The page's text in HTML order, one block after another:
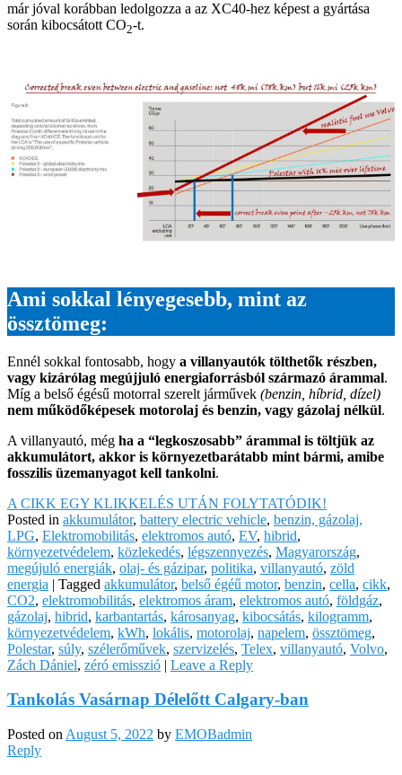
már jóval korábban ledolgozza a az XC40-hez képest a gyártása
során kibocsátott CO2-t.
Ami sokkal lényegesebb, mint az
össztömeg:
Ennél sokkal fontosabb, hogy a villanyautók tölthetők részben,
vagy kizárólag megújjuló energiaforrásból származó árammal.
Míg a belső égésű motorral szerelt járművek (benzin, híbrid, dízel)
nem működőképesek motorolaj és benzin, vagy gázolaj nélkül.
A villanyautó, még ha a “legkoszosabb” árammal is töltjük az
akkumulátort, akkor is környezetbarátabb mint bármi, amibe
fosszilis üzemanyagot kell tankolni.
A CIKK EGY KLIKKELÉS UTÁN FOLYTATÓDIK!
Posted in akkumulátor, battery electric vehicle, benzin, gázolaj,
LPG, Elektromobilitás, elektromos autó, EV, hibrid,
környezetvédelem, közlekedés, légszennyezés, Magyarország,
megújuló energiák, olaj- és gázipar, politika, villanyautó, zöld
energia | Tagged akkumulátor, belső égéű motor, benzin, cella, cikk,
CO2, elektromobilitás, elektromos áram, elektromos autó, földgáz,
gázolaj, hibrid, karbantartás, károsanyag, kibocsátás, kilogramm,
környezetvédelem, kWh, lokális, motorolaj, napelem, össztömeg,
Polestar, súly, szélerőművek, szervizelés, Telex, villanyautó, Volvo,
Zách Dániel, zéró emisszió | Leave a Reply
Tankolás Vasárnap Délelőtt Calgary-ban
Posted on August 5, 2022 by EMOBadmin
Reply